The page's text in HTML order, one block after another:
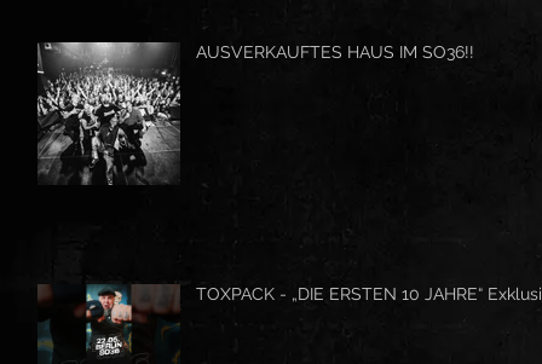
AUSVERKAUFTES HAUS IM SO36!!
TOXPACK - „DIE ERSTEN 10 JAHRE“